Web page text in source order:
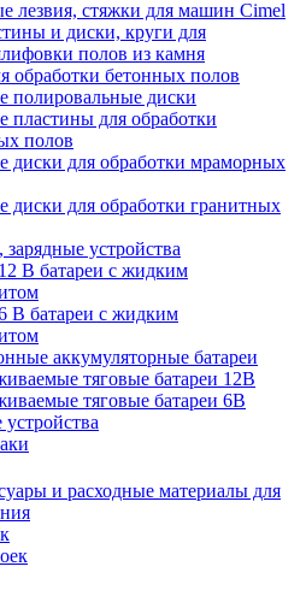
лезвия, стяжки для машин Cimel
и диски, круги для
полов из камня
обработки бетонных полов
полировальные диски
пластины для обработки
полов
диски для обработки мраморных
диски для обработки гранитных
устройства
В батареи с жидким
В батареи с жидким
аккумуляторные батареи
тяговые батареи 12В
тяговые батареи 6В
и расходные материалы для